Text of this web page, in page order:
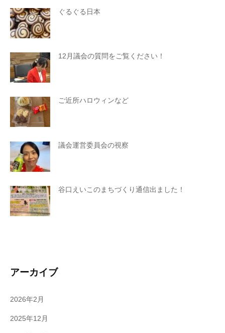
ぐるぐる日本
12月議会の質問をご覧ください！
ご近所ハロウィンなど
議会運営委員会の視察
谷口えいこのまちづくり通信出ました！
アーカイブ
2026年2月
2025年12月